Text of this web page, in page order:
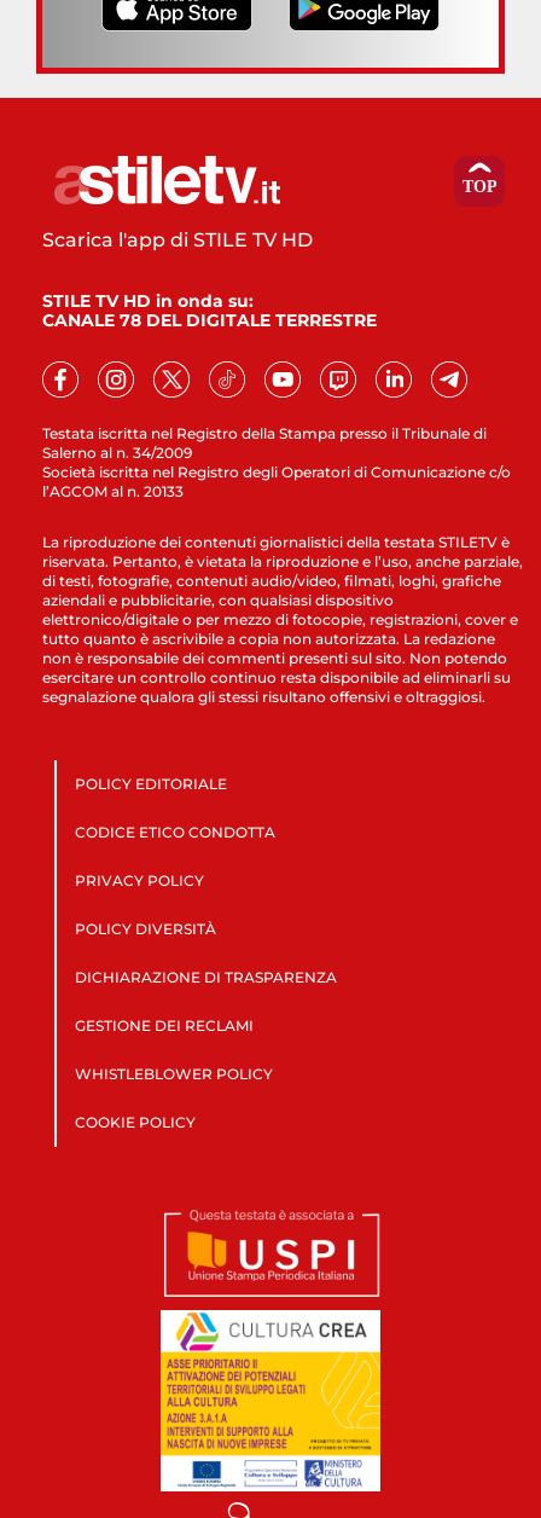
Testata iscritta nel Registro della Stampa presso il Tribunale di
Salerno al n. 34/2009
Società iscritta nel Registro degli Operatori di Comunicazione c/o
l’AGCOM al n. 20133
Scarica l'app di STILE TV HD
STILE TV HD in onda su:
CANALE 78 DEL DIGITALE TERRESTRE
La riproduzione dei contenuti giornalistici della testata STILETV è
riservata. Pertanto, è vietata la riproduzione e l’uso, anche parziale,
di testi, fotografie, contenuti audio/video, filmati, loghi, grafiche
aziendali e pubblicitarie, con qualsiasi dispositivo
elettronico/digitale o per mezzo di fotocopie, registrazioni, cover e
tutto quanto è ascrivibile a copia non autorizzata. La redazione
non è responsabile dei commenti presenti sul sito. Non potendo
esercitare un controllo continuo resta disponibile ad eliminarli su
segnalazione qualora gli stessi risultano offensivi e oltraggiosi.
POLICY EDITORIALE
CODICE ETICO CONDOTTA
PRIVACY POLICY
POLICY DIVERSITÀ
DICHIARAZIONE DI TRASPARENZA
GESTIONE DEI RECLAMI
WHISTLEBLOWER POLICY
COOKIE POLICY